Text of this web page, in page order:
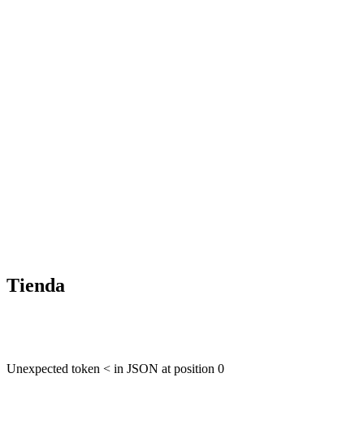
Tienda
Unexpected token < in JSON at position 0